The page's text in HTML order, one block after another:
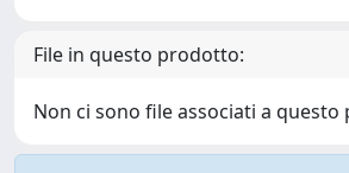
File in questo prodotto:
Non ci sono file associati a